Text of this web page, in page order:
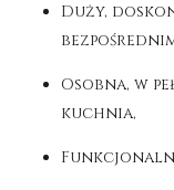
Duży,
Osobna, w
kuchnia,